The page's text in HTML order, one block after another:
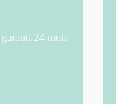
24 mois